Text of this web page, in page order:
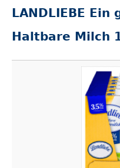
LANDLIEBE
Haltbare Milch